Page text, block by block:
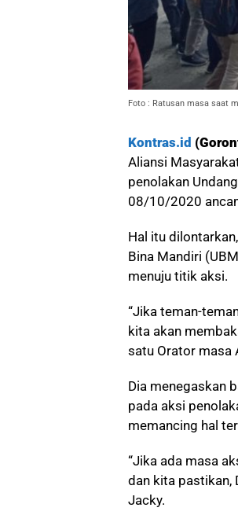
Foto : Ratusan masa saat
Kontras.id
Aliansi
penolakan
08/10/2020
Hal itu
Bina Mandiri
menuju titik aksi.
“Jika teman-
kita akan
satu Orator masa
Dia menegaskan
pada aksi
memancing hal
“Jika ada masa
dan kita pastikan,
Jacky.